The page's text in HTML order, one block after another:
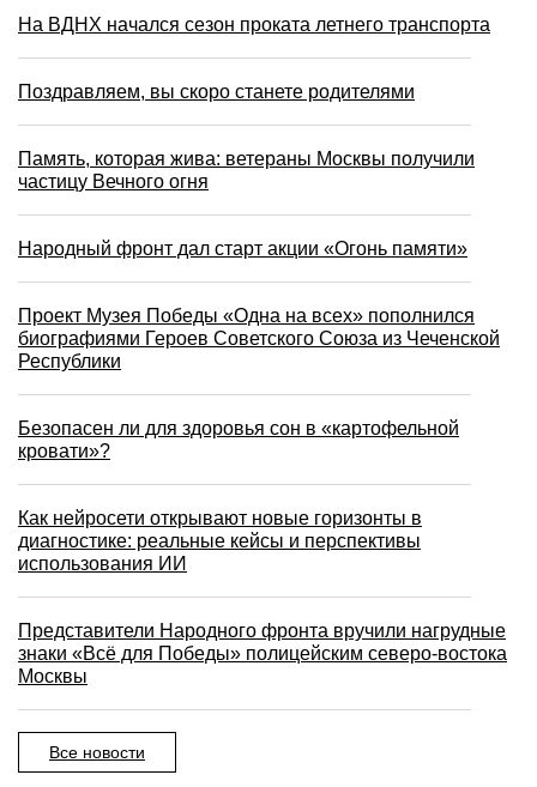
На ВДНХ начался сезон проката летнего транспорта
Поздравляем, вы скоро станете родителями
Память, которая жива: ветераны Москвы получили
частицу Вечного огня
Народный фронт дал старт акции «Огонь памяти»
Проект Музея Победы «Одна на всех» пополнился
биографиями Героев Советского Союза из Чеченской
Республики
Безопасен ли для здоровья сон в «картофельной
кровати»?
Как нейросети открывают новые горизонты в
диагностике: реальные кейсы и перспективы
использования ИИ
Представители Народного фронта вручили нагрудные
знаки «Всё для Победы» полицейским северо-востока
Москвы
Все новости